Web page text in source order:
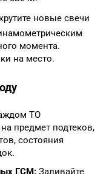
новые свечи
момента.
на место.
ТО
предмет подтеков,
состояния
ГСМ: Заливайте